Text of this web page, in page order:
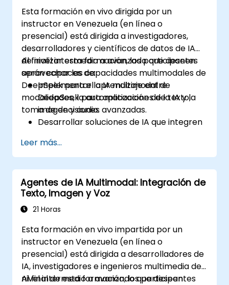
Esta formación en vivo dirigida por un
instructor en Venezuela (en línea o
presencial) está dirigida a investigadores,
desarrolladores y científicos de datos de IA
de nivel intermedio a avanzado que deseen
aprovechar las capacidades multimodales de
DeepSeek para el aprendizaje entre
modalidades, la automatización de la IA y la
toma de decisiones avanzadas.
Al finalizar esta formación, los participantes
serán capaces de:
Implementar la IA multimodal de
DeepSeek para aplicaciones de texto,
imagen y audio.
Desarrollar soluciones de IA que integren
análisis más ricos.
Optimizar y ajustar los modelos de
DeepSeek para el aprendizaje entre
modalidades.
Aplicar técnicas de IA multimodal a casos
de uso reales del sector industrial.
Leer más...
Agentes de IA Multimodal: Integración de
Texto, Imagen y Voz
21 Horas
Esta formación en vivo impartida por un
instructor en Venezuela (en línea o
presencial) está dirigida a desarrolladores de
IA, investigadores e ingenieros multimedia de
nivel intermedio a avanzado que deseen
Al final de esta formación, los participantes